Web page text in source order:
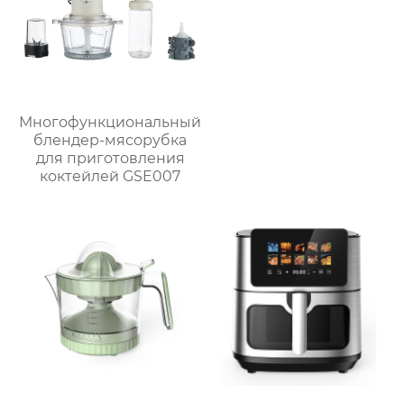
Многофункциональный
блендер-мясорубка
для приготовления
коктейлей GSE007